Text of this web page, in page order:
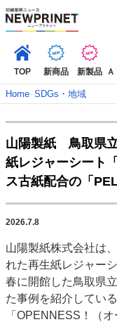
TOP 新商品 新製品
TOP
新着記事
インタビュー
コ
新商品
SDGs・地域
ポストプレス
市場・統計
人事・移転
特集記事カテゴリー一
2022 見える化・MIS特集
Home–SDGs・地域
山陽製紙 鳥取県
紙レジャーシート
ス古紙配合の「
2026.7.8
山陽製紙株式会社は
れた再生紙レジャー
春に開館した鳥取県
た事例を紹介してい
「OPENNESS！（